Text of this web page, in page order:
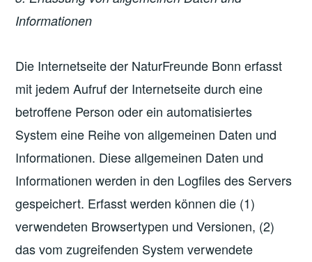
Informationen
Die Internetseite der NaturFreunde Bonn erfasst
mit jedem Aufruf der Internetseite durch eine
betroffene Person oder ein automatisiertes
System eine Reihe von allgemeinen Daten und
Informationen. Diese allgemeinen Daten und
Informationen werden in den Logfiles des Servers
gespeichert. Erfasst werden können die (1)
verwendeten Browsertypen und Versionen, (2)
das vom zugreifenden System verwendete